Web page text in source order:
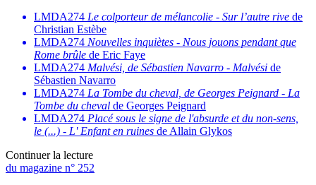
LMDA274 Le colporteur de mélancolie - Sur l’autre rive de
Christian Estèbe
LMDA274 Nouvelles inquiètes - Nous jouons pendant que
Rome brûle de Eric Faye
LMDA274 Malvési, de Sébastien Navarro - Malvési de
Sébastien Navarro
LMDA274 La Tombe du cheval, de Georges Peignard - La
Tombe du cheval de Georges Peignard
LMDA274 Placé sous le signe de l'absurde et du non-sens,
le (...) - L' Enfant en ruines de Allain Glykos
Continuer la lecture
du magazine n° 252